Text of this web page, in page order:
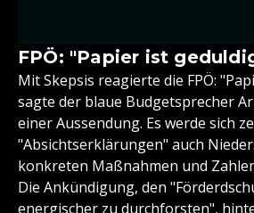
FPÖ: "Papier ist
Mit Skepsis reagierte die FPÖ:
sagte der blaue Budgetsprecher
einer Aussendung. Es werde sich
"Absichtserklärungen" auch
konkreten Maßnahmen und
Die Ankündigung, den
energischer zu durchforsten",